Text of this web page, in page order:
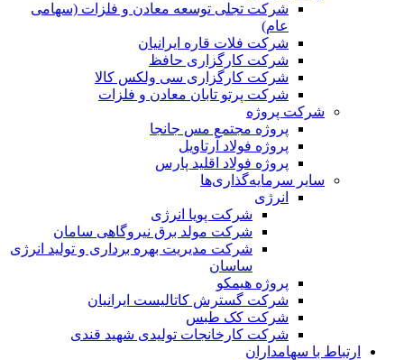
شرکت تجلی توسعه معادن و فلزات (سهامی
عام)
شرکت فلات قاره ایرانیان
شرکت کارگزاری حافظ
شرکت کارگزاری سی ولکس کالا
شرکت پرتو تابان معادن و فلزات
شرکت پروژه
پروژه مجتمع مس جانجا
پروژه فولاد آرتاویل
پروژه فولاد اقلید پارس
سایر سرمایه‌گذاری‌ها
انرژی
شرکت پویا انرژی
شرکت مولد برق نیروگاهی سامان
شرکت مدیریت بهره برداری و تولید انرژی
ساسان
پروژه هیمکو
شرکت گسترش کاتالیست ایرانیان
شرکت کک طبس
شرکت کارخانجات تولیدی شهید قندی
ارتباط با سهامداران